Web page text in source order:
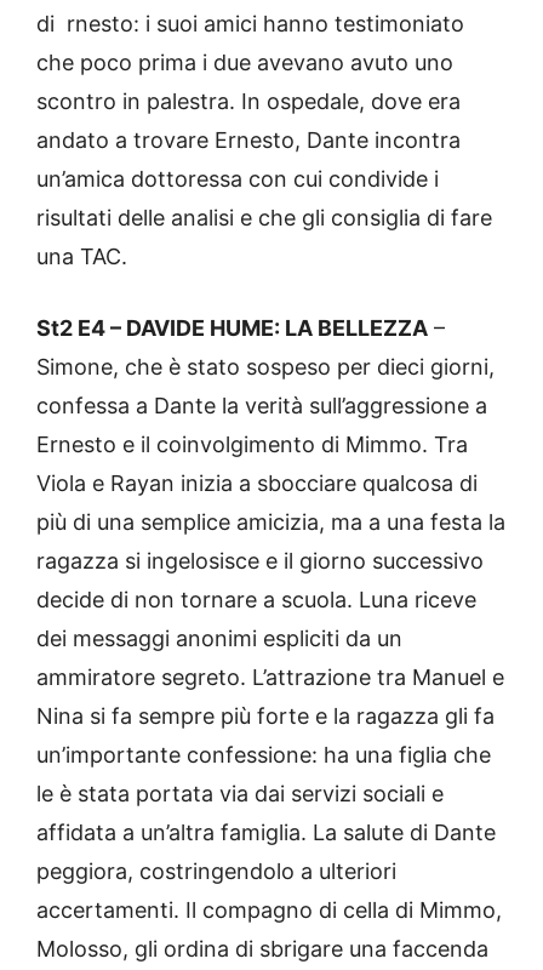
di rnesto: i suoi amici hanno testimoniato
che poco prima i due avevano avuto uno
scontro in palestra. In ospedale, dove era
andato a trovare Ernesto, Dante incontra
un’amica dottoressa con cui condivide i
risultati delle analisi e che gli consiglia di fare
una TAC.
St2 E4 – DAVIDE HUME: LA BELLEZZA –
Simone, che è stato sospeso per dieci giorni,
confessa a Dante la verità sull’aggressione a
Ernesto e il coinvolgimento di Mimmo. Tra
Viola e Rayan inizia a sbocciare qualcosa di
più di una semplice amicizia, ma a una festa la
ragazza si ingelosisce e il giorno successivo
decide di non tornare a scuola. Luna riceve
dei messaggi anonimi espliciti da un
ammiratore segreto. L’attrazione tra Manuel e
Nina si fa sempre più forte e la ragazza gli fa
un’importante confessione: ha una figlia che
le è stata portata via dai servizi sociali e
affidata a un’altra famiglia. La salute di Dante
peggiora, costringendolo a ulteriori
accertamenti. Il compagno di cella di Mimmo,
Molosso, gli ordina di sbrigare una faccenda